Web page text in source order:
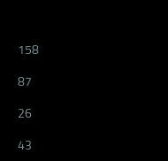
158
87
26
43